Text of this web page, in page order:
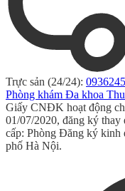
Trực sản (24/24):
Phòng khám Đa khoa
Giấy CNĐK hoạt động
01/07/2020, đăng ký
cấp: Phòng Đăng ký kinh
phố Hà Nội.